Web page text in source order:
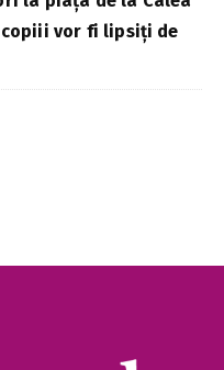
copiii vor fi lipsiți de